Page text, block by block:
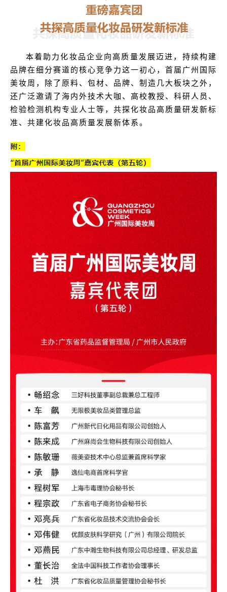
本着助力化妆品企业向高质量发展迈进，持续构建
品牌在细分赛道的核心竞争力这一初心，首届广州国际
美妆周，除了原料、包材、品牌、制造几大板块之外，
还广泛邀请了海内外技术大咖、高校教授、科研人员、
检验检测机构专业人士等，共探化妆品高质量研发新标
准、共建化妆品高质量发展新体系。